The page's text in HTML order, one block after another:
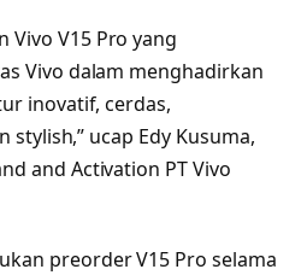
Vivo V15 Pro yang
Vivo dalam menghadirkan
inovatif, cerdas,
ucap Edy Kusuma,
and Activation PT Vivo
preorder V15 Pro selama